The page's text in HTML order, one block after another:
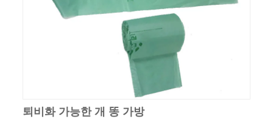
퇴비화 가능한 개 똥 가방